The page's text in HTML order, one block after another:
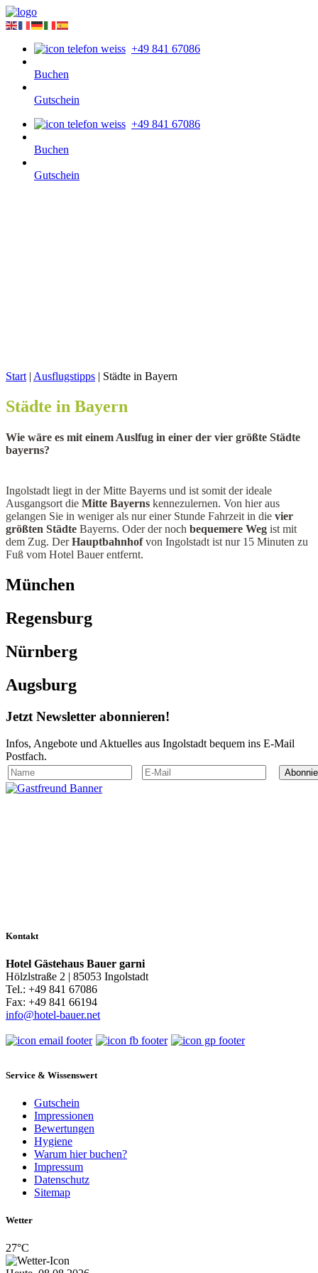
+49 841 67086
Buchen
Gutschein
+49 841 67086
Buchen
Gutschein
Start | Ausflugstipps | Städte in Bayern
Städte in Bayern
Wie wäre es mit einem Auslfug in einer der vier größte Städte
bayerns?
Ingolstadt liegt in der Mitte Bayerns und ist somit der ideale
Ausgangsort die Mitte Bayerns kennezulernen. Von hier aus
gelangen Sie in weniger als nur einer Stunde Fahrzeit in die vier
größten Städte Bayerns. Oder der noch bequemere Weg ist mit
dem Zug. DerHauptbahnhofvon Ingolstadt ist nur 15 Minuten zu
Fuß vom Hotel Bauer entfernt.
München
Regensburg
Nürnberg
Augsburg
Jetzt Newsletter abonnieren!
Infos, Angebote und Aktuelles aus Ingolstadt bequem ins E-Mail
Postfach.
Kontakt
Hotel Gästehaus Bauer garni
Hölzlstraße 2 | 85053 Ingolstadt
Tel.: +49 841 67086
Fax: +49 841 66194
info@hotel-bauer.net
Service & Wissenswert
Gutschein
Impressionen
Bewertungen
Hygiene
Warum hier buchen?
Impressum
Datenschutz
Sitemap
Wetter
27°C